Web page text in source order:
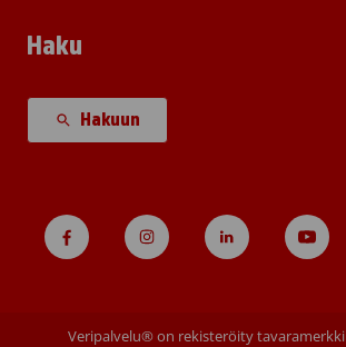
Haku
Hakuun
Veripalvelu® on rekisteröity tavaramerkki